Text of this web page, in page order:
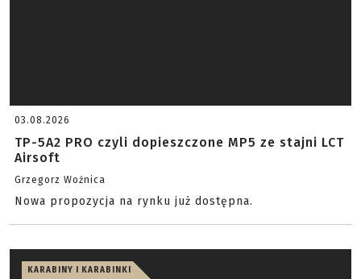
03.08.2026
TP-5A2 PRO czyli dopieszczone MP5 ze stajni LCT
Airsoft
Grzegorz Woźnica
Nowa propozycja na rynku już dostępna.
KARABINY I KARABINKI